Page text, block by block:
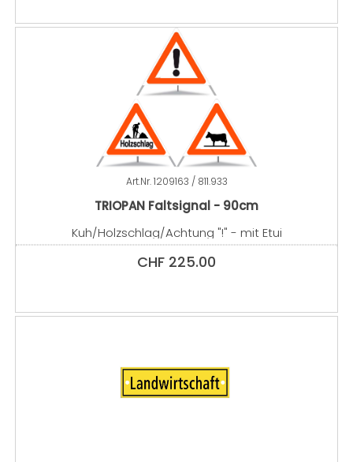
Art.Nr.1209163 / 811.933
TRIOPAN Faltsignal - 90cm
Kuh/Holzschlag/Achtung "!" - mit Etui
CHF 225.00